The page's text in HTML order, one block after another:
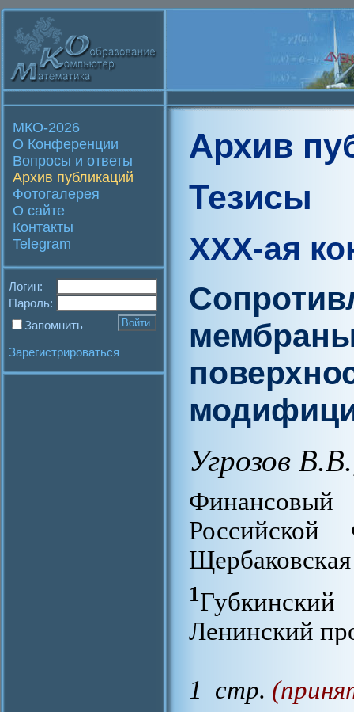
МКО-2026
О Конференции
Вопросы и ответы
Архив публикаций
Фотогалерея
О сайте
Контакты
Telegram
Логин:
Пароль:
Запомнить
Зарегистрироваться
Архив
Тезисы
XXX-ая
Угрозов В.В.
Финансовый
1
Ленинский
1 стр.